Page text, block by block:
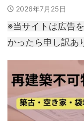
2026年7月25日
※当サイトは広告
かったら申し訳あ